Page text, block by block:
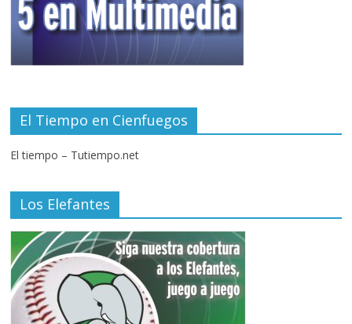
El Tiempo en Cienfuegos
El tiempo – Tutiempo.net
Los Elefantes